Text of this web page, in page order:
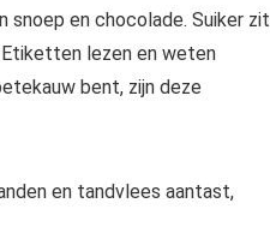
snoep en chocolade. Suiker zit
Etiketten lezen en weten
bent, zijn deze
en tandvlees aantast,